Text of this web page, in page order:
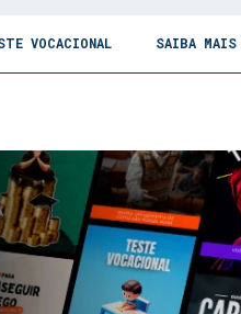
VOCACIONAL SAIBA MAIS